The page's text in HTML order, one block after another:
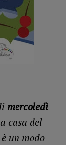
mercoledì
casa del
è un modo